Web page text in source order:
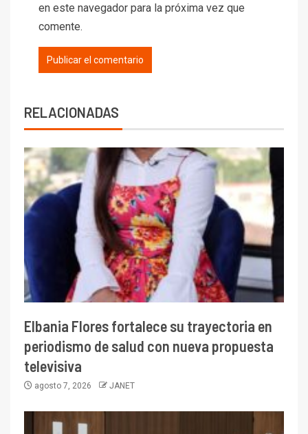
en este navegador para la próxima vez que
comente.
RELACIONADAS
Elbania Flores fortalece su trayectoria en
periodismo de salud con nueva propuesta
televisiva
agosto 7, 2026 JANET